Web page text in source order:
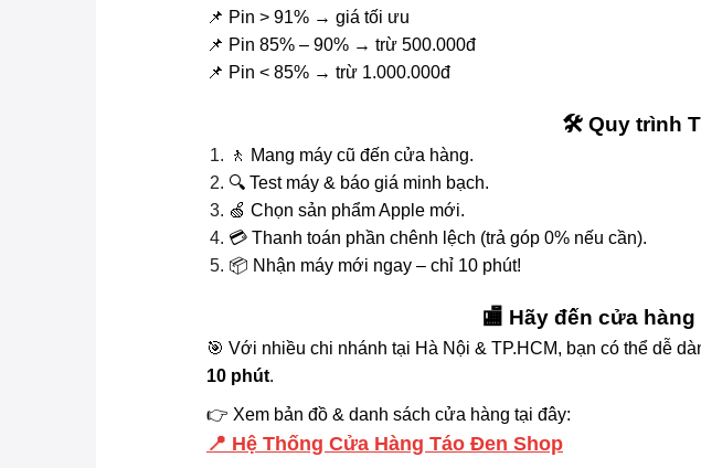
📌 Pin > 91% → giá tối ưu
📌 Pin 85% – 90% → trừ 500.000đ
📌 Pin < 85% → trừ 1.000.000đ
🛠 Quy trình
🚶 Mang máy cũ đến cửa hàng.
🔍 Test máy & báo giá minh bạch.
🍏 Chọn sản phẩm Apple mới.
💳 Thanh toán phần chênh lệch (trả góp 0% nếu cần).
📦 Nhận máy mới ngay – chỉ 10 phút!
🏬 Hãy đến cửa
🎯 Với nhiều chi nhánh tại Hà Nội & TP.HCM, bạn có thể dễ
10 phút.
👉 Xem bản đồ & danh sách cửa hàng tại đây:
📍 Hệ Thống Cửa Hàng Táo Đen Shop